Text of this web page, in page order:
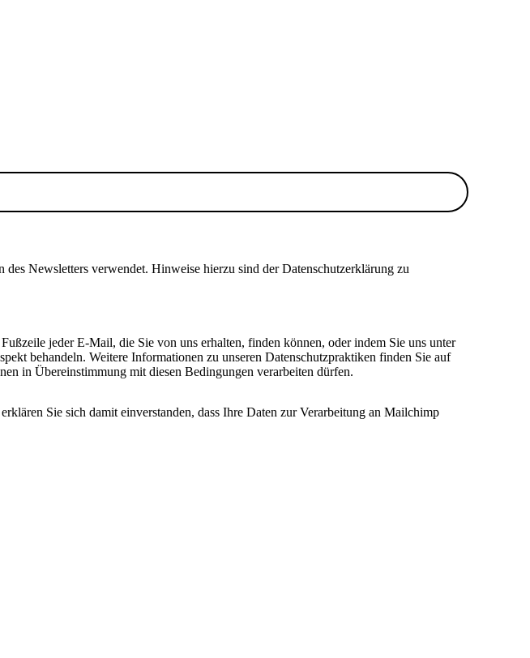
Newsletters verwendet. Hinweise hierzu sind der Datenschutzerklärung zu
jeder E-Mail, die Sie von uns erhalten, finden können, oder indem Sie uns unter
behandeln. Weitere Informationen zu unseren Datenschutzpraktiken finden Sie auf
in Übereinstimmung mit diesen Bedingungen verarbeiten dürfen.
Sie sich damit einverstanden, dass Ihre Daten zur Verarbeitung an Mailchimp